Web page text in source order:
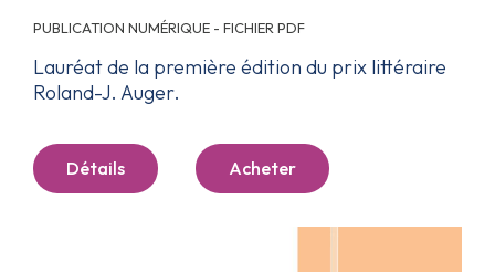
PUBLICATION NUMÉRIQUE - FICHIER PDF
Lauréat de la première édition du prix littéraire
Roland-J. Auger.
Détails Acheter